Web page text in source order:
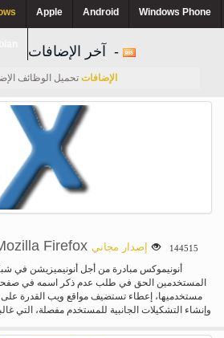
Apple Android Windows Phone
آخر الإضافات -
الإضافات تحميل الوظائف
Firefox إصدار مجاني 144515
أنونيموكس مبادرة من أجل أنونيميزيشن في
المستخدمين الحق في طلب عدم ذكر اسمه في
مستخدميها، إعطاء تستضيف مواقع ويب القدرة
وإنشاء التشكيلات الجانبية للمستخدم مفصلة، التي